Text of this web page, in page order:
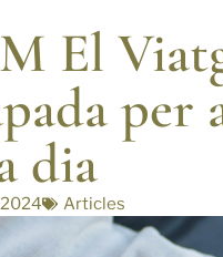
El
per
dia
Articles